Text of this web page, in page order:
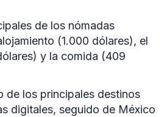
de los nómadas
(1.000 dólares), el
y la comida (409
de los principales destinos
digitales, seguido de México